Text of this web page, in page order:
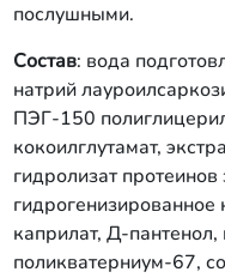
послушными.
Состав: вода
натрий
ПЭГ-150
кокоилглутамат,
гидролизат
гидрогенизированное
каприлат, Д-
поликватерниум-67,